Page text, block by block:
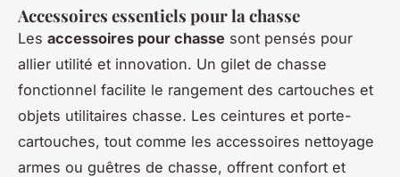
Accessoires essentiels pour la chasse
Les accessoires pour chasse sont pensés pour
allier utilité et innovation. Un gilet de chasse
fonctionnel facilite le rangement des cartouches et
objets utilitaires chasse. Les ceintures et porte-
cartouches, tout comme les accessoires nettoyage
armes ou guêtres de chasse, offrent confort et